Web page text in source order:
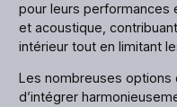
pour leurs performances
et acoustique,
intérieur tout en limitant
Les nombreuses
d’intégrer